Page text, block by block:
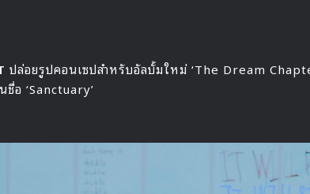
ปล่อยรูปคอนเซปสำหรับอัลบั้มใหม่ ‘The Dream
อ ‘Sanctuary’